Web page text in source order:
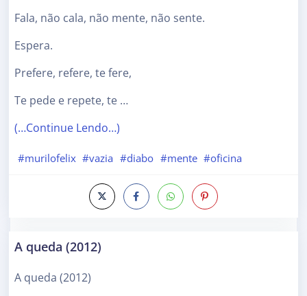
Fala, não cala, não mente, não sente.
Espera.
Prefere, refere, te fere,
Te pede e repete, te …
(…Continue Lendo…)
#murilofelix #vazia #diabo #mente #oficina
A queda (2012)
A queda (2012)